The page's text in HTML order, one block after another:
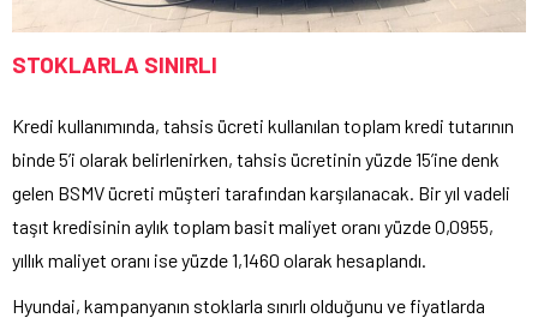
STOKLARLA SINIRLI
Kredi kullanımında, tahsis ücreti kullanılan toplam kredi tutarının
binde 5’i olarak belirlenirken, tahsis ücretinin yüzde 15’ine denk
gelen BSMV ücreti müşteri tarafından karşılanacak. Bir yıl vadeli
taşıt kredisinin aylık toplam basit maliyet oranı yüzde 0,0955,
yıllık maliyet oranı ise yüzde 1,1460 olarak hesaplandı.
Hyundai, kampanyanın stoklarla sınırlı olduğunu ve fiyatlarda